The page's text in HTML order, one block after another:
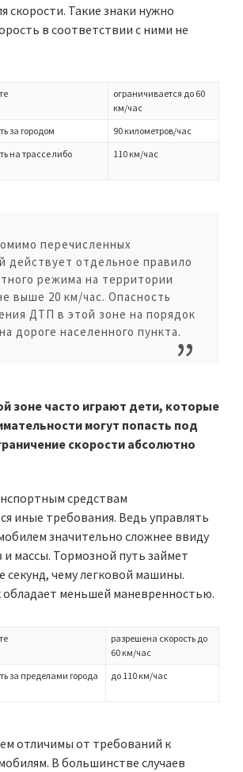
скорости. Такие знаки нужно
в соответствии с ними не
ограничивается до 60
км/час
за городом
90 километров/час
на трассе либо
110 км/час
перечисленных
действует отдельное правило
режима на территории
выше 20 км/час. Опасность
ДТП в этой зоне на порядок
дороге населенного пункта.
зоне часто играют дети, которые
могут попасть под
скорости абсолютно
средствам
иные требования. Ведь управлять
значительно сложнее ввиду
и массы. Тормозной путь займет
секунд, чему легковой машины.
обладает меньшей маневренностью.
разрешена скорость до
60 км/час
за пределами города
до 110 км/час
отличимы от требований к
В большинстве случаев